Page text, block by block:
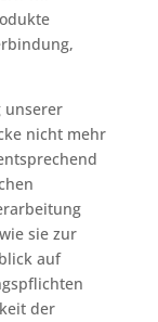
unserer
nicht mehr
sie zur
auf
der